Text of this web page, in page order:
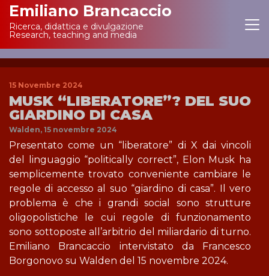
Main Navigation
Emiliano Brancaccio
Ricerca, didattica e divulgazione
Research, teaching and media
15 Novembre 2024
MUSK “LIBERATORE”? DEL SUO
GIARDINO DI CASA
Walden, 15 novembre 2024
Presentato come un “liberatore” di X dai vincoli
del linguaggio “politically correct”, Elon Musk ha
semplicemente trovato conveniente cambiare le
regole di accesso al suo “giardino di casa”. Il vero
problema è che i grandi social sono strutture
oligopolistiche le cui regole di funzionamento
sono sottoposte all’arbitrio del miliardario di turno.
Emiliano Brancaccio intervistato da Francesco
Borgonovo su Walden del 15 novembre 2024.